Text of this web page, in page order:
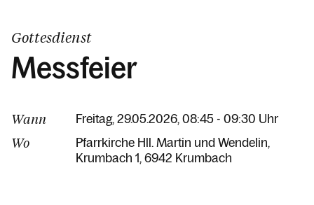
Gottesdienst
Messfeier
Wann Freitag, 29.05.2026, 08:45 - 09:30 Uhr
Wo
Pfarrkirche Hll. Martin und Wendelin
Krumbach 1 6942 Krumbach